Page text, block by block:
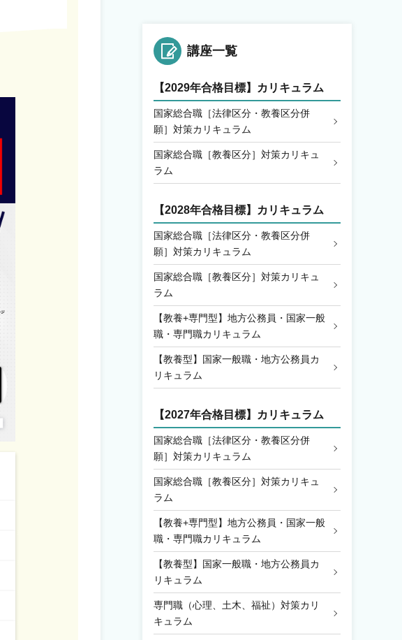
講座一覧
【2029年合格目標】カリキュラム
国家総合職［法律区分・教養区分併
願］対策カリキュラム
国家総合職［教養区分］対策カリキュ
ラム
【2028年合格目標】カリキュラム
国家総合職［法律区分・教養区分併
願］対策カリキュラム
国家総合職［教養区分］対策カリキュ
ラム
【教養+専門型】地方公務員・国家一般
職・専門職カリキュラム
【教養型】国家一般職・地方公務員カ
リキュラム
【2027年合格目標】カリキュラム
国家総合職［法律区分・教養区分併
願］対策カリキュラム
国家総合職［教養区分］対策カリキュ
ラム
【教養+専門型】地方公務員・国家一般
職・専門職カリキュラム
【教養型】国家一般職・地方公務員カ
リキュラム
専門職（心理、土木、福祉）対策カリ
キュラム